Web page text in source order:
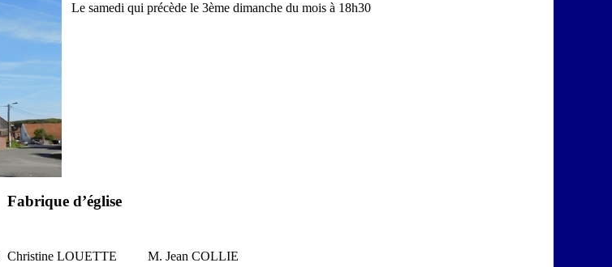
Le samedi qui précède le 3ème dimanche du mois à 18h30
Fabrique d’église
Christine LOUETTE
M. Jean COLLIE